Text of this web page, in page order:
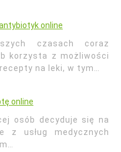
online
czasach coraz
korzysta z możliwości
na leki, w tym…
online
osób decyduje się na
z usług medycznych